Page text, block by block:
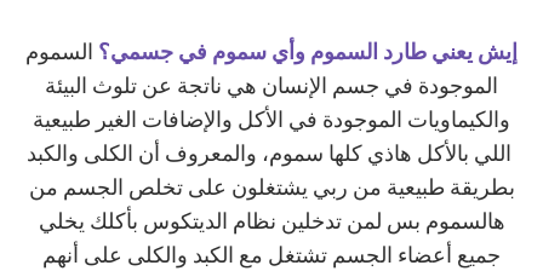
إيش يعني طارد السموم وأي سموم في جسمي؟ السموم
الموجودة في جسم الإنسان هي ناتجة عن تلوث البيئة
والكيماويات الموجودة في الأكل والإضافات الغير طبيعية
اللي بالأكل هاذي كلها سموم، والمعروف أن الكلى والكبد
بطريقة طبيعية من ربي يشتغلون على تخلص الجسم من
هالسموم بس لمن تدخلين نظام الديتكوس بأكلك يخلي
جميع أعضاء الجسم تشتغل مع الكبد والكلى على أنهم